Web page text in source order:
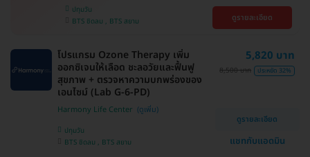
ปทุมวัน
BTS ชิดลม , BTS สยาม
ดูรายละเอียด
โปรแกรม Ozone Therapy เพิ่ม
ออกซิเจนให้เลือด ชะลอวัยและฟื้นฟู
สุขภาพ + ตรวจหาความบกพร่องของ
เอนไซม์ (Lab G-6-PD)
Harmony Life Center
ปทุมวัน
BTS ชิดลม , BTS สยาม
5,820 บาท
8,500 บาท ประหยัด 32%
ดูรายละเอียด
แชทกับแอดมิน